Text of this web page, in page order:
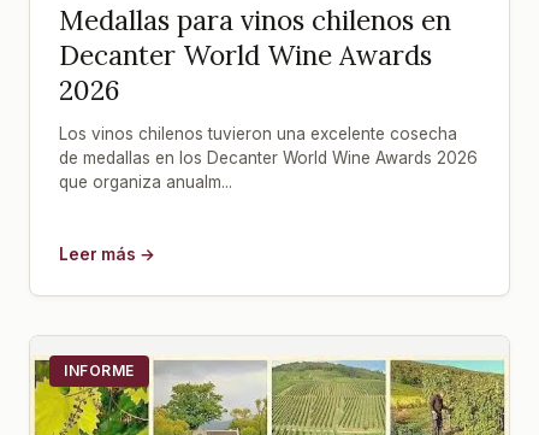
Medallas para vinos chilenos en
Decanter World Wine Awards
2026
Los vinos chilenos tuvieron una excelente cosecha
de medallas en los Decanter World Wine Awards 2026
que organiza anualm...
Leer más →
INFORME